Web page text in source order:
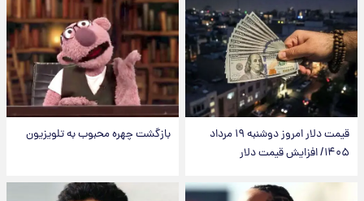
قیمت دلار امروز دوشنبه ۱۹ مرداد
۱۴۰۵/ افزایش قیمت دلار
بازگشت چهره محبوب به تلویزیون